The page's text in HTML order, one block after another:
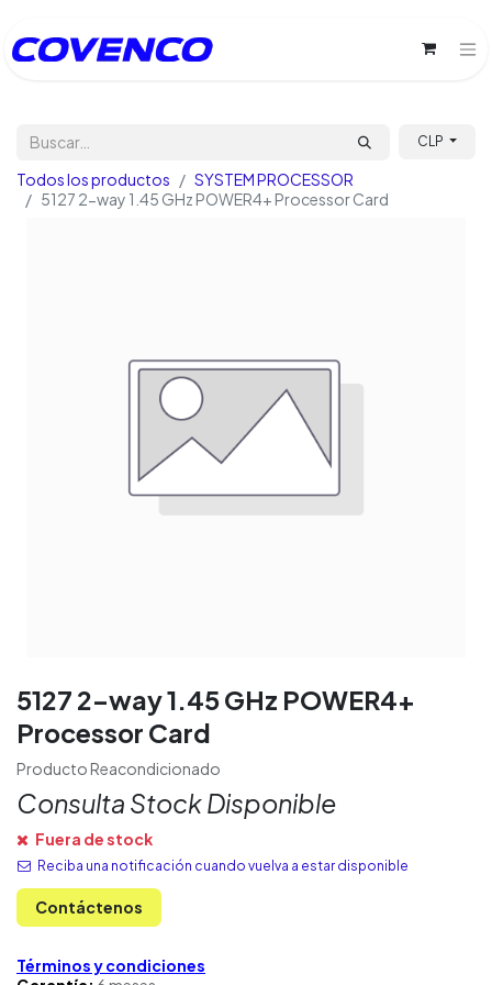
CLP
Todos los productos
SYSTEM PROCESSOR
5127 2-way 1.45 GHz POWER4+ Processor Card
5127 2-way 1.45 GHz POWER4+
Processor Card
Producto Reacondicionado
Consulta Stock Disponible
Fuera de stock
Reciba una notificación cuando vuelva a estar disponible
Contáctenos
Términos y condiciones